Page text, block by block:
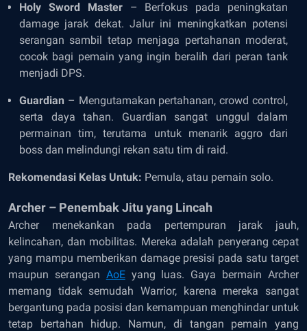
Holy Sword Master– Berfokus pada peningkatan
damage jarak dekat. Jalur ini meningkatkan potensi
serangan sambil tetap menjaga pertahanan moderat,
cocok bagi pemain yang ingin beralih dari peran tank
menjadi DPS.
Guardian – Mengutamakan pertahanan, crowd control,
serta daya tahan. Guardian sangat unggul dalam
permainan tim, terutama untuk menarik aggro dari
boss dan melindungi rekan satu tim di raid.
Rekomendasi Kelas Untuk: Pemula, atau pemain solo.
Archer – Penembak Jitu yang Lincah
Archer menekankan pada pertempuran jarak jauh,
kelincahan, dan mobilitas. Mereka adalah penyerang cepat
yang mampu memberikan damage presisi pada satu target
maupun serangan AoEyang luas. Gaya bermain Archer
memang tidak semudah Warrior, karena mereka sangat
bergantung pada posisi dan kemampuan menghindar untuk
tetap bertahan hidup. Namun, di tangan pemain yang